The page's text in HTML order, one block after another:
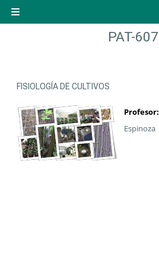
Pánel lateral
PAT-607
FISIOLOGÍA DE CULTIVOS
Profesor:
Espinoza